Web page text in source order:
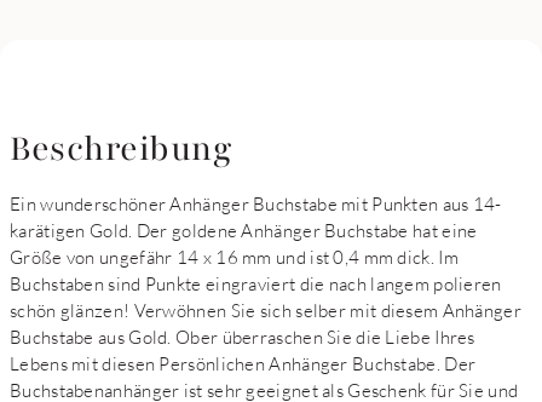
Beschreibung
Ein wunderschöner Anhänger Buchstabe mit Punkten aus 14-
karätigen Gold. Der goldene Anhänger Buchstabe hat eine
Größe von ungefähr 14 x 16 mm und ist 0,4 mm dick. Im
Buchstaben sind Punkte eingraviert die nach langem polieren
schön glänzen! Verwöhnen Sie sich selber mit diesem Anhänger
Buchstabe aus Gold. Ober überraschen Sie die Liebe Ihres
Lebens mit diesen Persönlichen Anhänger Buchstabe. Der
Buchstabenanhänger ist sehr geeignet als Geschenk für Sie und